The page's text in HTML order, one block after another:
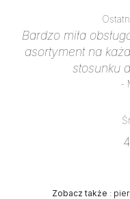
Bardzo miła
asortyment na
stosunku
-
Zobacz także :